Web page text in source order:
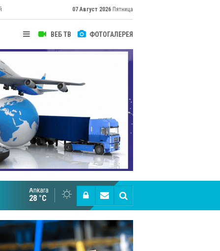
07 Август 2026 Пятница
ВЕБ ТВ ФОТОГАЛЕРЕЯ
Cottonhill покоряет мировые рынки
Ankara
28 °C